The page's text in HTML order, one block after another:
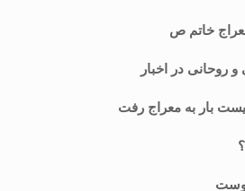
خاتم ص
روحانی در اخبار
بار به معراج رفت